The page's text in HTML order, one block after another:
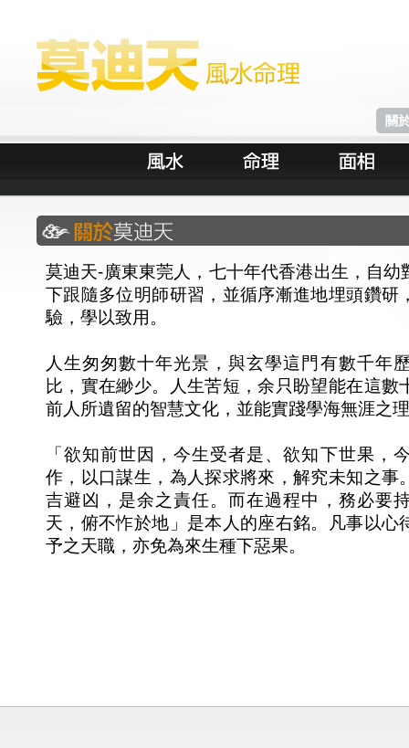
關
莫迪天-廣東東莞人，七十年代香港出生，自
下跟隨多位明師研習，並循序漸進地埋頭鑽研
驗，學以致用。
人生匆匆數十年光景，與玄學這門有數千年
比，實在緲少。人生苦短，余只盼望能在這數
前人所遺留的智慧文化，並能實踐學海無涯之
「欲知前世因，今生受者是、欲知下世果，
作，以口謀生，為人探求將來，解究未知之事
吉避凶，是余之責任。而在過程中，務必要
天，俯不怍於地」是本人的座右銘。凡事以心
予之天職，亦免為來生種下惡果。